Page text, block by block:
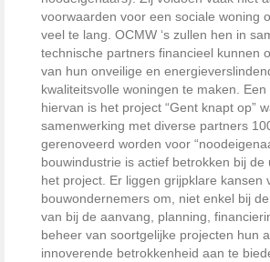
voorwaarden voor een sociale woning
veel te lang. OCMW ‘s zullen hen in
technische partners financieel kunnen
van hun onveilige en
kwaliteitsvolle woningen te maken.
hiervan is het project “Gent knapt op”
samenwerking met diverse partners
gerenoveerd worden voor
bouwindustrie is actief betrokken bij de
het project. Er liggen grijpklare kansen
bouwondernemers om, niet enkel bij
van bij de aanvang, planning,
beheer van soortgelijke projecten hun
innoverende betrokkenheid aan te